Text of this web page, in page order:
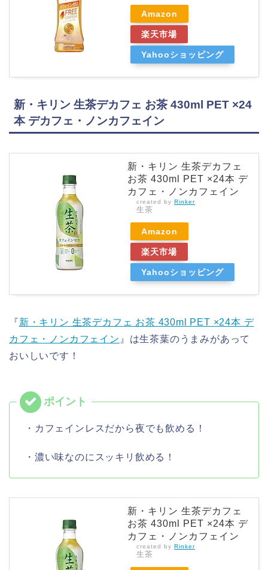
Amazon
楽天市場
Yahooショッピング
新・キリン 生茶デカフェ お茶 430ml PET ×24
本 デカフェ・ノンカフェイン
新・キリン 生茶デカフェ
お茶 430ml PET ×24本 デ
カフェ・ノンカフェイン
created by Rinker
生茶
Amazon
楽天市場
Yahooショッピング
『新・キリン 生茶デカフェ お茶 430ml PET ×24本 デ
カフェ・ノンカフェイン 』は生茶葉のうまみがあって
おいしいです！
・カフェインレスだから夜でも飲める！
・濃い味なのにスッキリ飲める！
新・キリン 生茶デカフェ
お茶 430ml PET ×24本 デ
カフェ・ノンカフェイン
created by Rinker
生茶